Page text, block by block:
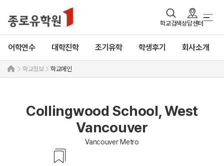
학교검색상담센터
어학연수 대학진학 조기유학 학생후기 회사소개
학교정보 학교메인
Collingwood School, West
Vancouver
Vancouver Metro